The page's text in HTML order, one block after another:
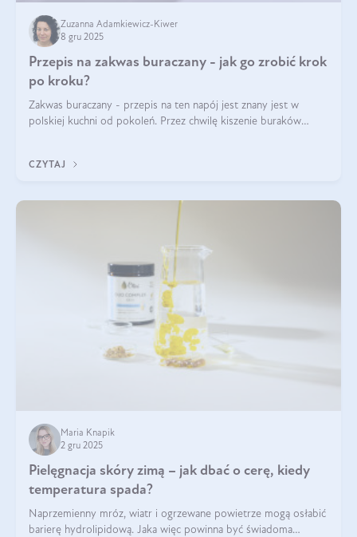
Zuzanna Adamkiewicz-Kiwer
8 gru 2025
Przepis na zakwas buraczany - jak go zrobić krok
po kroku?
Zakwas buraczany - przepis na ten napój jest znany jest w
polskiej kuchni od pokoleń. Przez chwilę kiszenie buraków
CZYTAJ
Maria Knapik
2 gru 2025
Pielęgnacja skóry zimą – jak dbać o cerę, kiedy
temperatura spada?
Naprzemienny mróz, wiatr i ogrzewane powietrze mogą osłabić
barierę hydrolipidową. Jaka więc powinna być świadoma